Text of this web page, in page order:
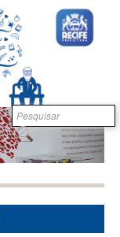
Formulário de
busca